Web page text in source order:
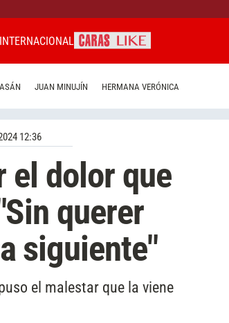
INTERNACIONAL
JUAN MINUJÍN HERMANA VERÓNICA
12:36
el dolor que
querer
siguiente"
el malestar que la viene